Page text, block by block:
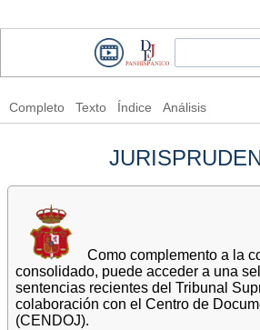
Completo Texto Índice Análisis
Como complemento a la
consolidado, puede acceder a una
sentencias recientes del Tribunal
colaboración con el Centro de
(CENDOJ).